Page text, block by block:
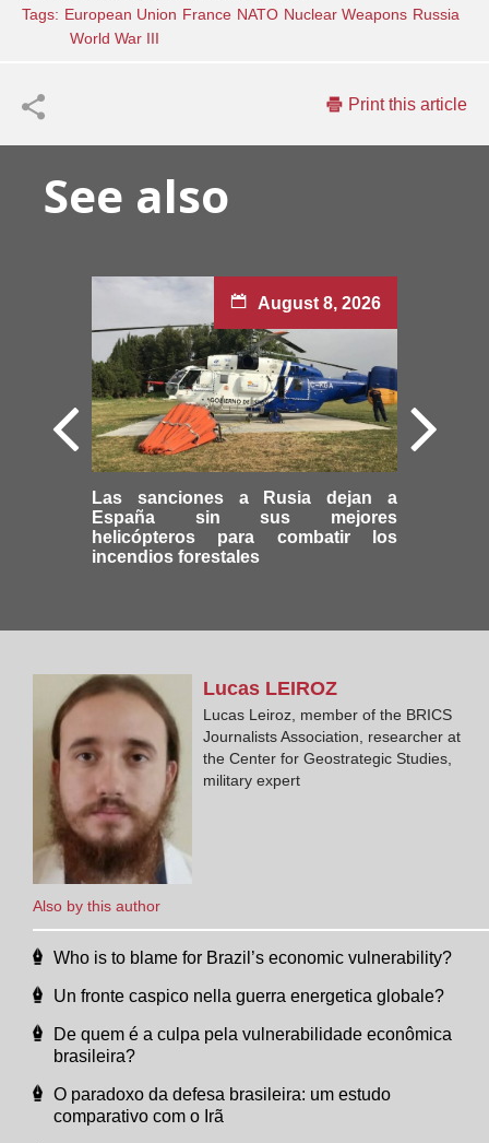
Tags: European Union France NATO Nuclear Weapons Russia
World War III
Print this article
See also
August 8, 2026
Las sanciones a Rusia dejan a
España sin sus mejores
helicópteros para combatir los
incendios forestales
Also by this author
Lucas LEIROZ
Lucas Leiroz, member of the BRICS
Journalists Association, researcher at
the Center for Geostrategic Studies,
military expert
Who is to blame for Brazil’s economic vulnerability?
Un fronte caspico nella guerra energetica globale?
De quem é a culpa pela vulnerabilidade econômica
brasileira?
O paradoxo da defesa brasileira: um estudo
comparativo com o Irã